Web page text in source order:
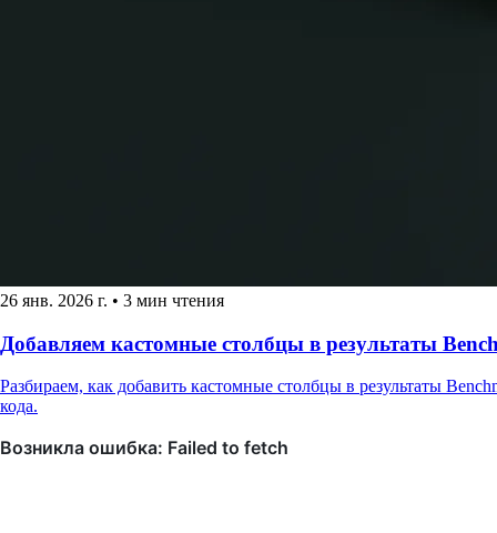
26 янв. 2026 г. • 3 мин чтения
Добавляем кастомные столбцы в результаты
Разбираем, как добавить кастомные столбцы в результаты
кода.